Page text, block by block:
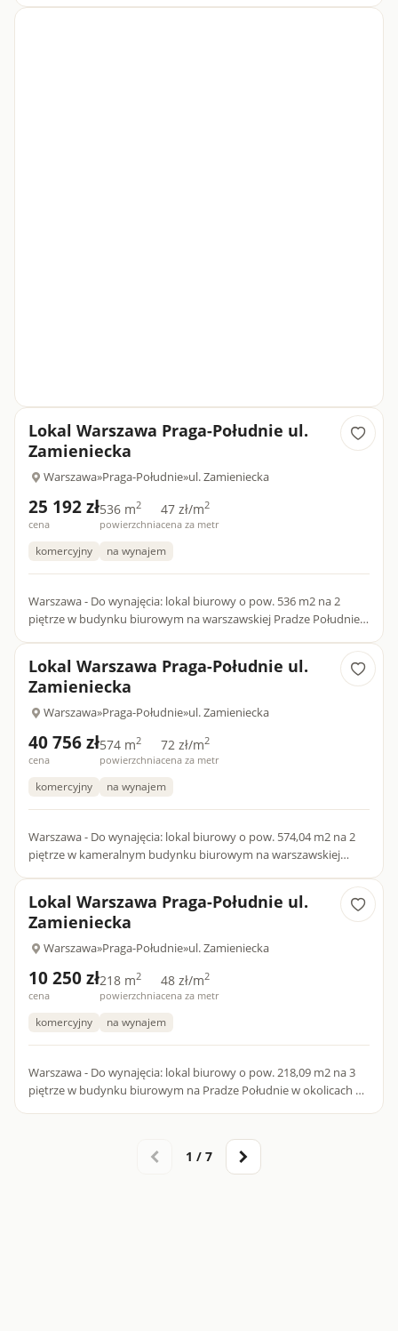
Lokal Warszawa Praga-Południe ul.
Zamieniecka
Warszawa»Praga-Południe»ul. Zamieniecka
25 192 zł
cena
536 m2
powierzchnia
47 zł/m2
cena za metr
komercyjny na wynajem
Warszawa - Do wynajęcia: lokal biurowy o pow. 536 m2 na 2
piętrze w budynku biurowym na warszawskiej Pradze Południe,
Lokal Warszawa Praga-Południe ul.
Zamieniecka
Warszawa»Praga-Południe»ul. Zamieniecka
40 756 zł
cena
574 m2
powierzchnia
72 zł/m2
cena za metr
komercyjny na wynajem
Warszawa - Do wynajęcia: lokal biurowy o pow. 574,04 m2 na 2
piętrze w kameralnym budynku biurowym na warszawskiej
Lokal Warszawa Praga-Południe ul.
Zamieniecka
Warszawa»Praga-Południe»ul. Zamieniecka
10 250 zł
cena
218 m2
powierzchnia
48 zł/m2
cena za metr
komercyjny na wynajem
Warszawa - Do wynajęcia: lokal biurowy o pow. 218,09 m2 na 3
piętrze w budynku biurowym na Pradze Południe w okolicach ul.
1 / 7